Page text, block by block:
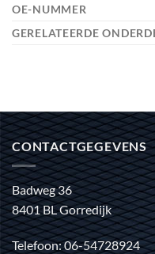
OE-NUMMER
GERELATEERDE
CONTACTGEGEVENS
Badweg 36
8401 BL Gorredijk
Telefoon: 06-54728924